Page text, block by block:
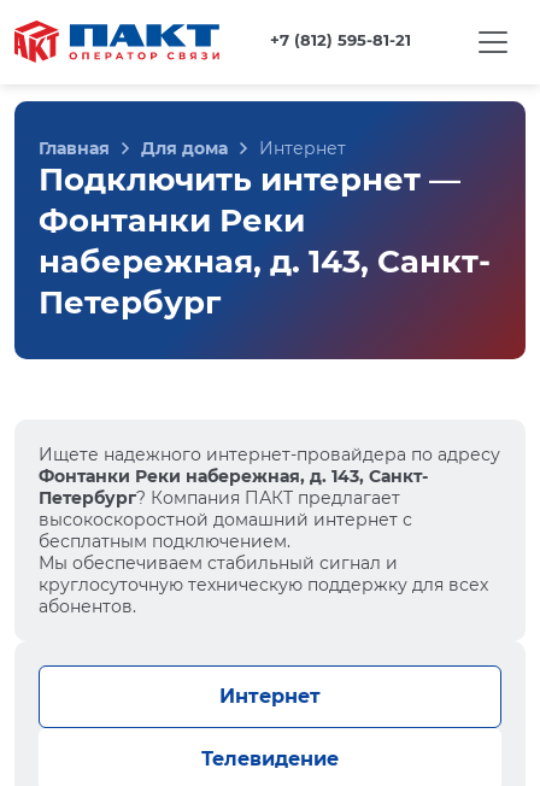
+7 (812) 595-81-21
Главная Для дома Интернет
Подключить интернет —
Фонтанки Реки
набережная, д. 143, Санкт-
Петербург
Ищете надежного интернет-провайдера по адресу
Фонтанки Реки набережная, д. 143, Санкт-
Петербург? Компания ПАКТ предлагает
высокоскоростной домашний интернет с
бесплатным подключением.
Мы обеспечиваем стабильный сигнал и
круглосуточную техническую поддержку для всех
абонентов.
Интернет
Телевидение